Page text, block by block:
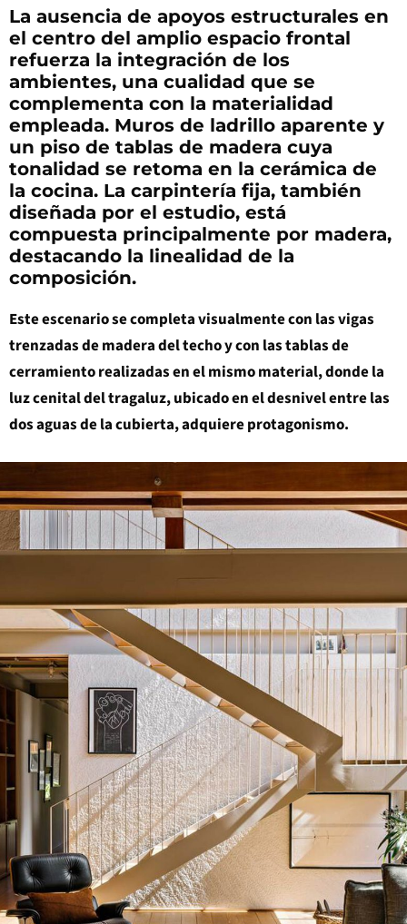
La ausencia de apoyos estructurales en
el centro del amplio espacio frontal
refuerza la integración de los
ambientes, una cualidad que se
complementa con la materialidad
empleada. Muros de ladrillo aparente y
un piso de tablas de madera cuya
tonalidad se retoma en la cerámica de
la cocina. La carpintería fija, también
diseñada por el estudio, está
compuesta principalmente por madera,
destacando la linealidad de la
composición.
Este escenario se completa visualmente con las vigas
trenzadas de madera del techo y con las tablas de
cerramiento realizadas en el mismo material, donde la
luz cenital del tragaluz, ubicado en el desnivel entre las
dos aguas de la cubierta, adquiere protagonismo.